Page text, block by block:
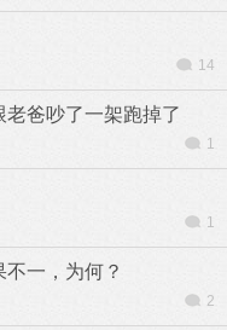
14
老爸吵了一架跑掉了
1
1
一，为何？
2